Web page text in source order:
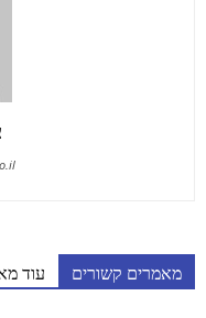
מאמרים קשורים עוד